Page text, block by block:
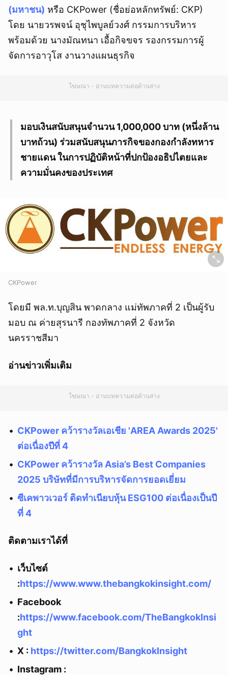
(มหาชน) หรือ CKPower (ชื่อย่อหลักทรัพย์: CKP)
โดย นายวรพจน์ อุชุไพบูลย์วงศ์ กรรมการบริหาร
พร้อมด้วย นางมัณทนา เอื้อกิจขจร รองกรรมการผู้
จัดการอาวุโส งานวางแผนธุรกิจ
โฆษณา - อ่านบทความต่อด้านล่าง
มอบเงินสนับสนุนจำนวน 1,000,000 บาท (หนึ่งล้าน
บาทถ้วน) ร่วมสนับสนุนภารกิจของกองกำลังทหาร
ชายแดน ในการปฏิบัติหน้าที่ปกป้องอธิปไตยและ
ความมั่นคงของประเทศ
CKPower
โดยมี พล.ท.บุญสิน พาดกลาง แม่ทัพภาคที่ 2 เป็นผู้รับ
มอบ ณ ค่ายสุรนารี กองทัพภาคที่ 2 จังหวัด
นครราชสีมา
อ่านข่าวเพิ่มเติม
โฆษณา - อ่านบทความต่อด้านล่าง
CKPower คว้ารางวัลเอเชีย 'AREA Awards 2025'
ต่อเนื่องปีที่ 4
CKPower คว้ารางวัล Asia’s Best Companies
2025 บริษัทที่มีการบริหารจัดการยอดเยี่ยม
ซีเคพาวเวอร์ ติดทำเนียบหุ้น ESG100 ต่อเนื่องเป็นปี
ที่ 4
ติดตามเราได้ที่
เว็บไซต์
:https://www.www.thebangkokinsight.com/
Facebook
:https://www.facebook.com/TheBangkokInsi
ght
X : https://twitter.com/BangkokInsight
Instagram :